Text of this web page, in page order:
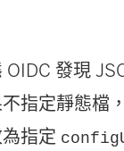
OIDC 發現
指定靜態檔
指定